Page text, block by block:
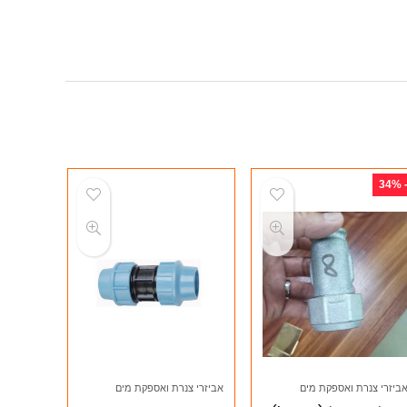
- 34%
אביזרי צנרת ואספקת מים אביזרי צנרת ואספקת מים